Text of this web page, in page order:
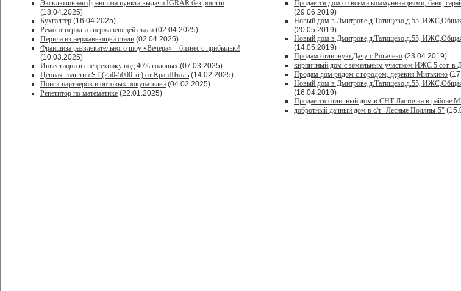
Эксклюзивная франшиза пункта выдачи IGRAR без роялти
(18.04.2025)
Бухгалтер (16.04.2025)
Ремонт перил из нержавеющей стали (02.04.2025)
Перила из нержавеющей стали (02.04.2025)
Франшиза развлекательного шоу «Вечера» – бизнес с прибылью!
(10.03.2025)
Инвестиции в спецтехнику под 40% годовых (07.03.2025)
Цепная таль тип ST (250-5000 кг) от КранШталь (14.02.2025)
Поиск партнеров и оптовых покупателей (04.02.2025)
Репетитор по математике (22.01.2025)
Продается дом со всеми коммуникациями, баня,
(29.06.2019)
Новый дом в Дмитрове,д.Татищево,д.55, ИЖС,Общая
(20.05.2019)
Новый дом в Дмитрове,д.Татищево,д.55, ИЖС,Общая
(14.05.2019)
Продам отличную Дачу с.Рогачево (23.04.2019)
кирпичный дом с земельным участком ИЖС 5 сот. в
Продам дом рядом с городом, деревня Митькино
Новый дом в Дмитрове,д.Татищево,д.55, ИЖС,Общая
(16.04.2019)
Продается отличный дом в СНТ Ласточка в районе
добротный дачный дом в с/т "Лесные Поляны-5"